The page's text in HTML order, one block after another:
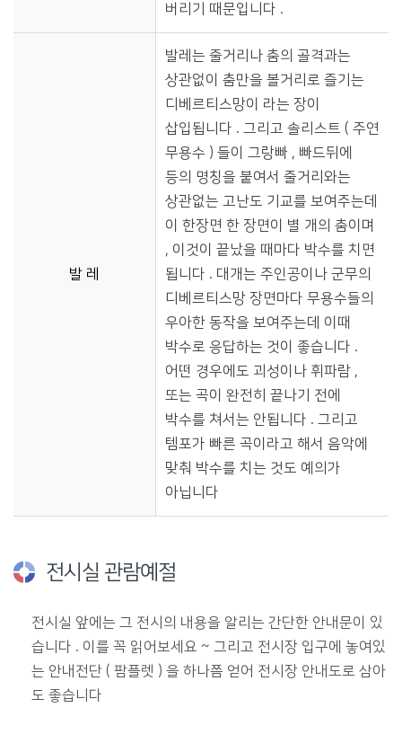
버리기 때문입니다 .
발 레
발레는 줄거리나 춤의 골격과는
상관없이 춤만을 볼거리로 즐기는
디베르티스망이 라는 장이
삽입됩니다 . 그리고 솔리스트 ( 주연
무용수 ) 들이 그랑빠 , 빠드뒤에
등의 명칭을 붙여서 줄거리와는
상관없는 고난도 기교를 보여주는데
이 한장면 한 장면이 별 개의 춤이며
, 이것이 끝났을 때마다 박수를 치면
됩니다 . 대개는 주인공이나 군무의
디베르티스망 장면마다 무용수들의
우아한 동작을 보여주는데 이때
박수로 응답하는 것이 좋습니다 .
어떤 경우에도 괴성이나 휘파람 ,
또는 곡이 완전히 끝나기 전에
박수를 쳐서는 안됩니다 . 그리고
템포가 빠른 곡이라고 해서 음악에
맞춰 박수를 치는 것도 예의가
아닙니다
전시실 관람예절
전시실 앞에는 그 전시의 내용을 알리는 간단한 안내문이 있
습니다 . 이를 꼭 읽어보세요 ~ 그리고 전시장 입구에 놓여있
는 안내전단 ( 팜플렛 ) 을 하나쯤 얻어 전시장 안내도로 삼아
도 좋습니다